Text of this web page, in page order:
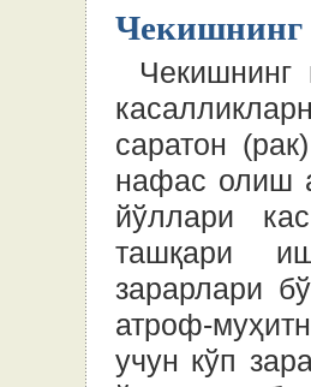
Чекишнинг
Чекишнинг
саратон
нафас олиш
йўллари
ташқари
зарарлари
атроф-
учун кўп